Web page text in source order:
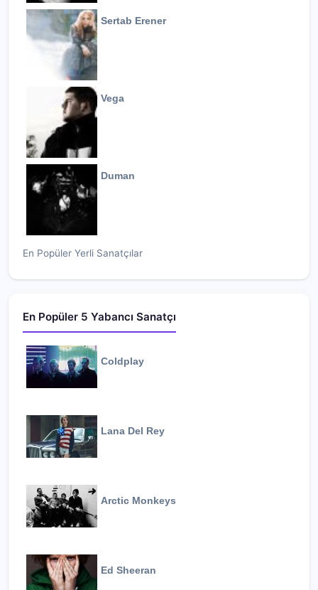
Sertab Erener
Vega
Duman
En Popüler Yerli Sanatçılar
En Popüler 5 Yabancı Sanatçı
Coldplay
Lana Del Rey
Arctic Monkeys
Ed Sheeran